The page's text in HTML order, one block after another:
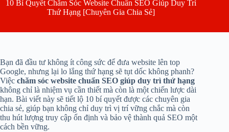
10 Bí Quyết Chăm Sóc Website Chuẩn SEO Giúp Duy Trì
Thứ Hạng [Chuyên Gia Chia Sẻ]
Bạn đã đầu tư không ít công sức để đưa website lên top
Google, nhưng lại lo lắng thứ hạng sẽ tụt dốc không phanh?
Việc chăm sóc website chuẩn SEO giúp duy trì thứ hạng
không chỉ là nhiệm vụ cần thiết mà còn là một chiến lược dài
hạn. Bài viết này sẽ tiết lộ 10 bí quyết được các chuyên gia
chia sẻ, giúp bạn không chỉ duy trì vị trí vững chắc mà còn
thu hút lượng truy cập ổn định và bảo vệ thành quả SEO một
cách bền vững.